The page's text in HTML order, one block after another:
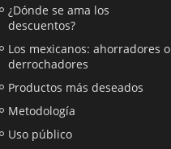
¿Dónde se ama los
descuentos?
Los mexicanos: ahorradores o
derrochadores
Productos más deseados
Metodología
Uso público